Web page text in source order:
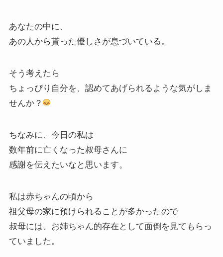
あなたの中に、
あの人から貰った優しさが息づいている。
そう考えたら
ちょっぴり自分を、認めてあげられるような気がしま
せんか？
ちなみに、今日の私は
数年前に亡くなった叔母さんに
感謝を伝えたいなと思います。
私は赤ちゃんの頃から
祖父母の家に預けられることが多かったので
叔母には、お姉ちゃん的存在として面倒を見てもらっ
ていました。